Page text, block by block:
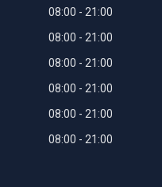
08:00
21:00
08:00
21:00
08:00
21:00
08:00
21:00
08:00
21:00
08:00 21:00